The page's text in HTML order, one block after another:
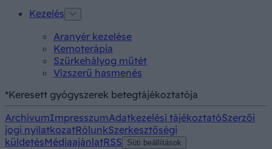
Kezelés
Aranyér kezelése
Kemoterápia
Szürkehályog műtét
Vízszerű hasmenés
*Keresett gyógyszerek betegtájékoztatója
ArchívumImpresszumAdatkezelési tájékoztatóSzerzői
jogi nyilatkozatRólunkSzerkesztőségi
küldetésMédiaajánlatRSS Süti beállítások